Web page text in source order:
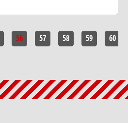
56 57 58 59 60